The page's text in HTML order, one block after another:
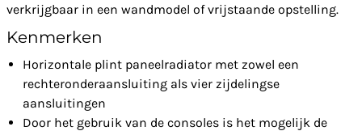
verkrijgbaar in een wandmodel of vrijstaande opstelling.
Kenmerken
Horizontale plint paneelradiator met zowel een
rechteronderaansluiting als vier zijdelingse
aansluitingen
Door het gebruik van de consoles is het mogelijk de